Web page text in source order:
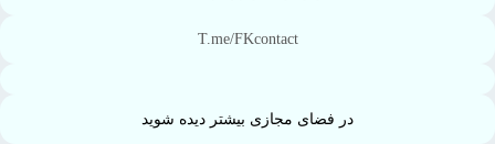
T.me/FKcontact
در فضای مجازی بیشتر دیده شوید